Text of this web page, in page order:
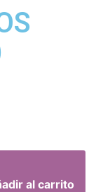
al carrito